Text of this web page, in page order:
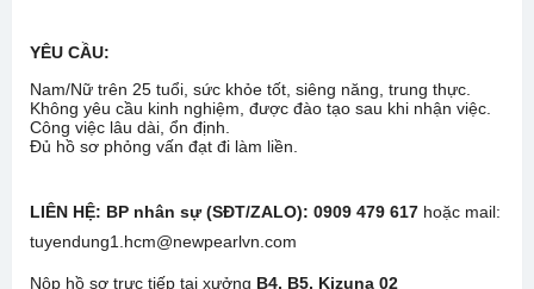
YÊU CẦU:
Nam/Nữ trên 25 tuổi, sức khỏe tốt, siêng năng, trung thực.
Không yêu cầu kinh nghiệm, được đào tạo sau khi nhận việc.
Công việc lâu dài, ổn định.
Đủ hồ sơ phỏng vấn đạt đi làm liền.
LIÊN HỆ: BP nhân sự (SĐT/ZALO): 0909 479 617 hoặc mail:
tuyendung1.hcm@newpearlvn.com
Nộp hồ sơ trực tiếp tại xưởng B4, B5, Kizuna 02